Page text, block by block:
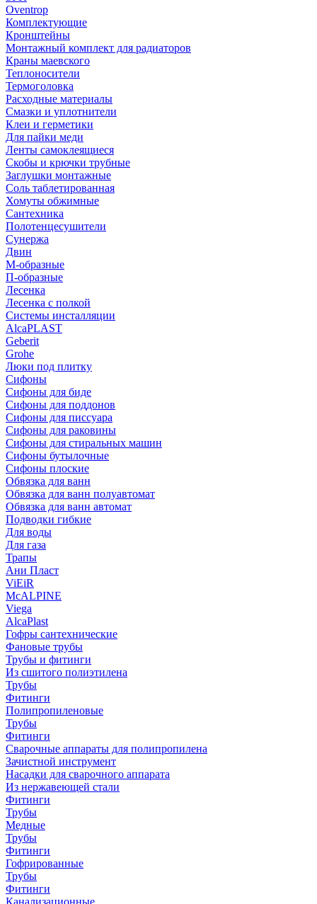
Oventrop
Комплектующие
Кронштейны
Монтажный комплект для радиаторов
Краны маевского
Теплоносители
Термоголовка
Расходные материалы
Смазки и уплотнители
Клеи и герметики
Для пайки меди
Ленты самоклеящиеся
Скобы и крючки трубные
Заглушки монтажные
Соль таблетированная
Хомуты обжимные
Сантехника
Полотенцесушители
Сунержа
Двин
М-образные
П-образные
Лесенка
Лесенка с полкой
Системы инсталляции
AlcaPLAST
Geberit
Grohe
Люки под плитку
Сифоны
Сифoны для биде
Сифoны для поддонов
Сифoны для писсуара
Сифоны для раковины
Сифоны для стиральных машин
Сифоны бутылочные
Сифоны плоские
Обвязка для ванн
Обвязка для ванн полуавтомат
Обвязка для ванн автомат
Подводки гибкие
Для воды
Для газа
Трапы
Ани Пласт
ViEiR
McALPINE
Viega
AlcaPlast
Гофры сантехнические
Фановые трубы
Трубы и фитинги
Из сшитого полиэтилена
Трубы
Фитинги
Полипропиленовые
Трубы
Фитинги
Сварочные аппараты для полипропилена
Зачистной инструмент
Насадки для сварочного аппарата
Из нержавеющей стали
Фитинги
Трубы
Медные
Трубы
Фитинги
Гофрированные
Трубы
Фитинги
Канализационные